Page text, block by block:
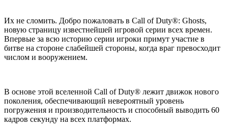
Их не сломить. Добро пожаловать в Call of Duty®: Ghosts,
новую страницу известнейшей игровой серии всех времен.
Впервые за всю историю серии игроки примут участие в
битве на стороне слабейшей стороны, когда враг превосходит
числом и вооружением.
В основе этой вселенной Call of Duty® лежит движок нового
поколения, обеспечивающий невероятный уровень
погружения и производительность и способный выводить 60
кадров секунду на всех платформах.